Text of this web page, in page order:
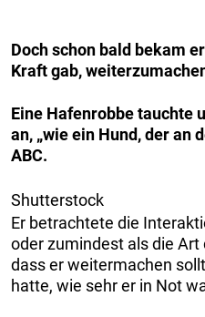
Doch schon bald bekam
Kraft gab,
Eine Hafenrobbe tauchte
an, „wie ein Hund, der an
ABC.
Shutterstock
Er betrachtete die
oder zumindest als die Art
dass er weitermachen
hatte, wie sehr er in Not